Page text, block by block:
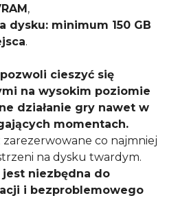
,
dysku: minimum 150 GB
.
cieszyć się
na wysokim poziomie
działanie gry nawet w
momentach.
zarezerwowane co najmniej
na dysku twardym.
jest niezbędna do
i bezproblemowego